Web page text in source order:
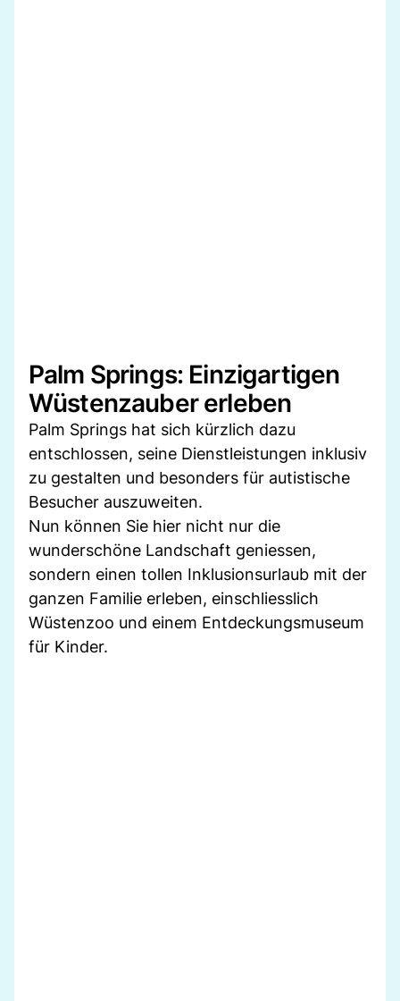
Palm Springs: Einzigartigen
Wüstenzauber erleben
Palm Springs hat sich kürzlich dazu
entschlossen, seine Dienstleistungen inklusiv
zu gestalten und besonders für autistische
Besucher auszuweiten.
Nun können Sie hier nicht nur die
wunderschöne Landschaft geniessen,
sondern einen tollen Inklusionsurlaub mit der
ganzen Familie erleben, einschliesslich
Wüstenzoo und einem Entdeckungsmuseum
für Kinder.